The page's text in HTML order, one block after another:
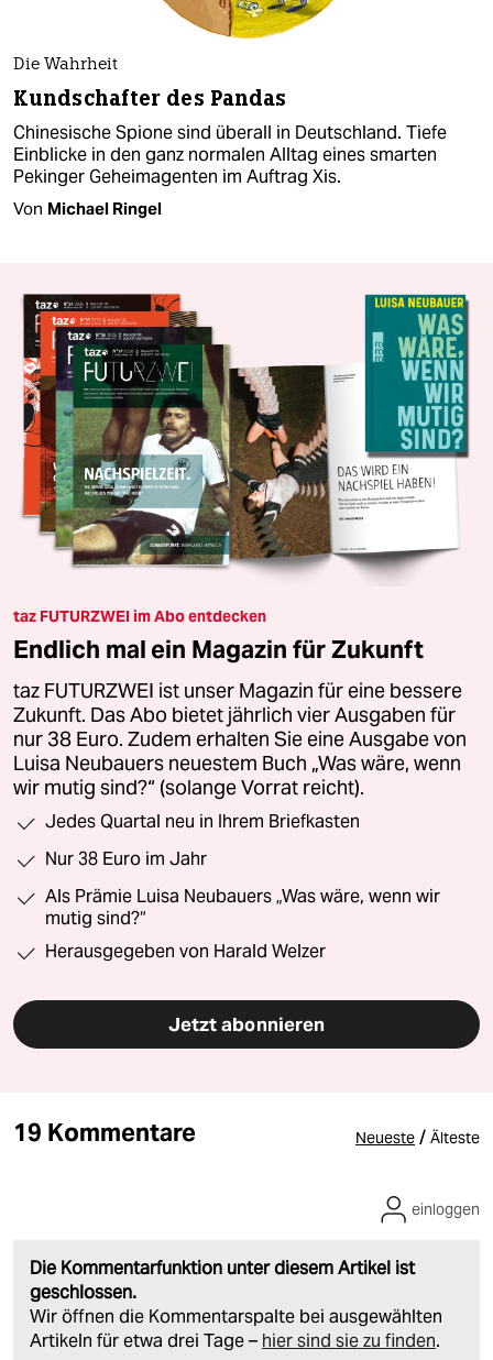
Die Wahrheit
Kundschafter des Pandas
Chinesische Spione sind überall in Deutschland. Tiefe
Einblicke in den ganz normalen Alltag eines smarten
Pekinger Geheimagenten im Auftrag Xis.
Von Michael Ringel
taz FUTURZWEI im Abo entdecken
Endlich mal ein Magazin für Zukunft
taz FUTURZWEI ist unser Magazin für eine bessere
Zukunft. Das Abo bietet jährlich vier Ausgaben für
nur 38 Euro. Zudem erhalten Sie eine Ausgabe von
Luisa Neubauers neuestem Buch „Was wäre, wenn
wir mutig sind?“ (solange Vorrat reicht).
Jedes Quartal neu in Ihrem Briefkasten
Nur 38 Euro im Jahr
Als Prämie Luisa Neubauers „Was wäre, wenn wir
mutig sind?“
Herausgegeben von Harald Welzer
Jetzt abonnieren
19 Kommentare Neueste / Älteste
Die Kommentarfunktion unter diesem Artikel ist
geschlossen.
Wir öffnen die Kommentarspalte bei ausgewählten
Artikeln für etwa drei Tage – hier sind sie zu finden.
einloggen